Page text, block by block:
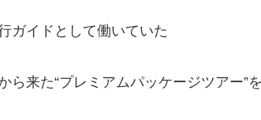
ガイドとして働いていた
ら来た“プレミアムパッケージツアー”